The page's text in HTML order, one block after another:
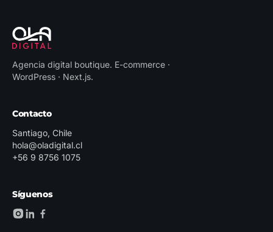
Agencia digital boutique. E-commerce ·
WordPress · Next.js.
Contacto
Santiago, Chile
hola@oladigital.cl
+56 9 8756 1075
Síguenos